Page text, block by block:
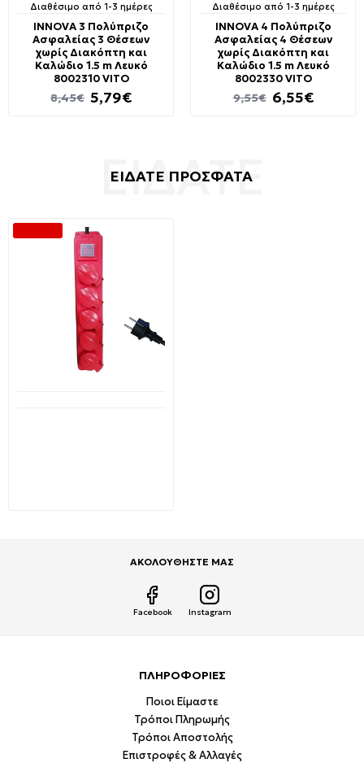
Διαθέσιμο από 1-3 ημέρες
INNOVA 3 Πολύπριζο
Ασφαλείας 3 Θέσεων
χωρίς Διακόπτη και
Καλώδιο 1.5 m Λευκό
8002310 VITO
5,79€
8,45€
Διαθέσιμο από 1-3 ημέρες
INNOVA 4 Πολύπριζο
Ασφαλείας 4 Θέσεων
χωρίς Διακόπτη και
Καλώδιο 1.5 m Λευκό
8002330 VITO
6,55€
9,55€
ΕΙΔΑΤΕ ΠΡΟΣΦΑΤΑ
ΑΚΟΛΟΥΘΗΣΤΕ ΜΑΣ
Facebook Instagram
ΠΛΗΡΟΦΟΡΙΕΣ
Ποιοι Είμαστε
Τρόποι Πληρωμής
Τρόποι Αποστολής
Επιστροφές & Αλλαγές